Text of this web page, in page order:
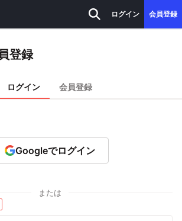
ログイン 会員登録
登録
ログイン 会員登録
Googleでログイン
または